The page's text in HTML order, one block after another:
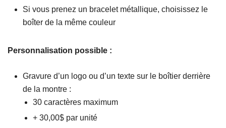
Si vous prenez un bracelet métallique, choisissez le
boîter de la même couleur
Personnalisation possible :
Gravure d’un logo ou d’un texte sur le boîtier derrière
de la montre :
30 caractères maximum
+ 30,00$ par unité